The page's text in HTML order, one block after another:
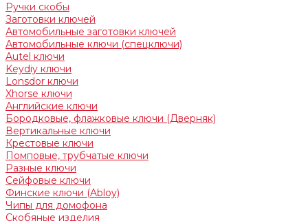
Ручки скобы
Заготовки ключей
Автомобильные заготовки ключей
Автомобильные ключи (спецключи)
Autel ключи
Keydiy ключи
Lonsdor ключи
Xhorse ключи
Английские ключи
Бородковые, флажковые ключи (Дверняк)
Вертикальные ключи
Крестовые ключи
Помповые, трубчатые ключи
Разные ключи
Сейфовые ключи
Финские ключи (Abloy)
Чипы для домофона
Скобяные изделия